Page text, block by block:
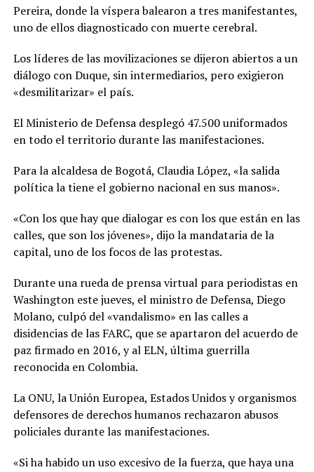
Pereira, donde la víspera balearon a tres manifestantes,
uno de ellos diagnosticado con muerte cerebral.
Los líderes de las movilizaciones se dijeron abiertos a un
diálogo con Duque, sin intermediarios, pero exigieron
«desmilitarizar» el país.
El Ministerio de Defensa desplegó 47.500 uniformados
en todo el territorio durante las manifestaciones.
Para la alcaldesa de Bogotá, Claudia López, «la salida
política la tiene el gobierno nacional en sus manos».
«Con los que hay que dialogar es con los que están en las
calles, que son los jóvenes», dijo la mandataria de la
capital, uno de los focos de las protestas.
Durante una rueda de prensa virtual para periodistas en
Washington este jueves, el ministro de Defensa, Diego
Molano, culpó del «vandalismo» en las calles a
disidencias de las FARC, que se apartaron del acuerdo de
paz firmado en 2016, y al ELN, última guerrilla
reconocida en Colombia.
La ONU, la Unión Europea, Estados Unidos y organismos
defensores de derechos humanos rechazaron abusos
policiales durante las manifestaciones.
«Si ha habido un uso excesivo de la fuerza, que haya una